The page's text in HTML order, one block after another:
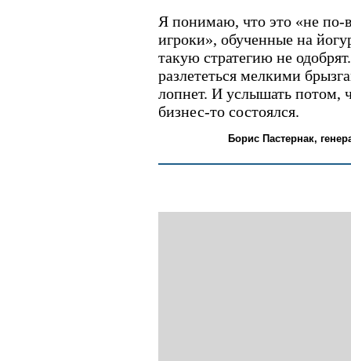
Я понимаю, что это «не по-
игроки», обученные на
такую стратегию не
разлететься мелкими
лопнет. И услышать потом,
бизнес-то состоялся.
Борис Пастернак,